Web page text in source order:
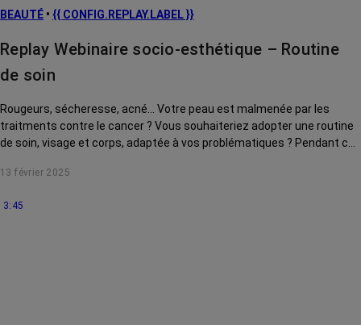
BEAUTÉ • {{ CONFIG.REPLAY.LABEL }}
Replay Webinaire socio-esthétique – Routine
de soin
Rougeurs, sécheresse, acné... Votre peau est malmenée par les
traitments contre le cancer ? Vous souhaiteriez adopter une routine
de soin, visage et corps, adaptée à vos problématiques ? Pendant ce
produits incontournables, à avoir dans votre salle de bain pour
juillet 2024.
13 février 2025
3:45